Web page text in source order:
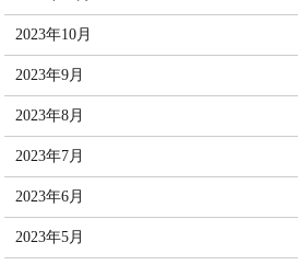
2023年10月
2023年9月
2023年8月
2023年7月
2023年6月
2023年5月